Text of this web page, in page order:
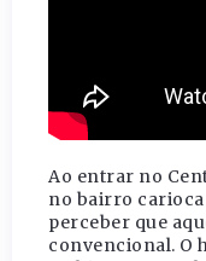
Ao entrar no
no bairro carioca
perceber que
convencional. O